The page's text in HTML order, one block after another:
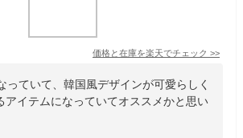
価格と在庫を楽天でチェック >>
っていて、韓国風デザインが可愛らしく
アイテムになっていてオススメかと思い